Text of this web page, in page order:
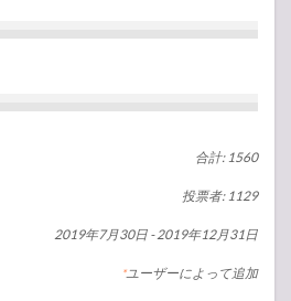
合計: 1560
投票者: 1129
2019年7月30日 -2019年12月31日
*ユーザーによって追加